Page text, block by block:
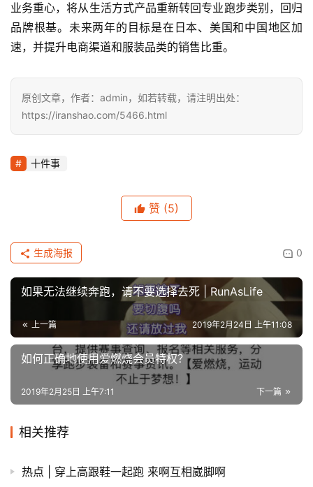
业务重心，将从生活方式产品重新转回专业跑步类别，回归
品牌根基。未来两年的目标是在日本、美国和中国地区加
速，并提升电商渠道和服装品类的销售比重。
原创文章，作者：admin，如若转载，请注明出处：
https://iranshao.com/5466.html
十件事
赞 (5)
0
生成海报
如果无法继续奔跑，请不要选择去死 | RunAsLife
上一篇 2019年2月24日 上午11:08
如何正确地使用爱燃烧会员特权？
下一篇
2019年2月25日 上午7:11
相关推荐
热点 | 穿上高跟鞋一起跑 来啊互相崴脚啊